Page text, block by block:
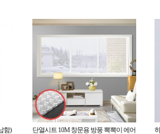
함)
단열시트 10M 창문용 방풍 뽁뽁이 에어